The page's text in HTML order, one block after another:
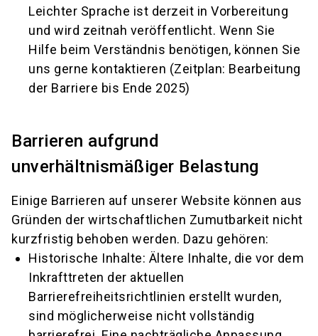
Leichter Sprache ist derzeit in Vorbereitung
und wird zeitnah veröffentlicht. Wenn Sie
Hilfe beim Verständnis benötigen, können Sie
uns gerne kontaktieren (Zeitplan: Bearbeitung
der Barriere bis Ende 2025)
Barrieren aufgrund
unverhältnismäßiger Belastung
Einige Barrieren auf unserer Website können aus
Gründen der wirtschaftlichen Zumutbarkeit nicht
kurzfristig behoben werden. Dazu gehören:
Historische Inhalte: Ältere Inhalte, die vor dem
Inkrafttreten der aktuellen
Barrierefreiheitsrichtlinien erstellt wurden,
sind möglicherweise nicht vollständig